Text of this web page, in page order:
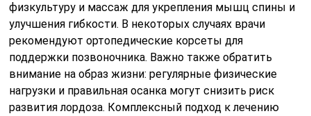
физкультуру и массаж для укрепления мышц спины и
улучшения гибкости. В некоторых случаях врачи
рекомендуют ортопедические корсеты для
поддержки позвоночника. Важно также обратить
внимание на образ жизни: регулярные физические
нагрузки и правильная осанка могут снизить риск
развития лордоза. Комплексный подход к лечению